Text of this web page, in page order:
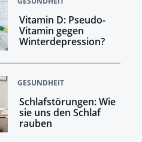
Vitamin D: Pseudo-
Vitamin gegen
Winterdepression?
GESUNDHEIT
Schlafstörungen: Wie
sie uns den Schlaf
rauben